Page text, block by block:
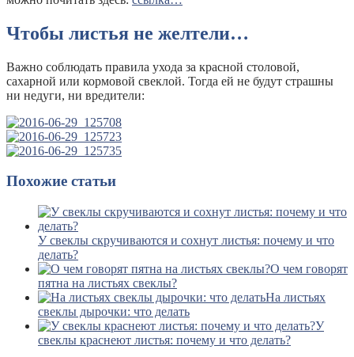
Чтобы листья не желтели…
Важно соблюдать правила ухода за красной столовой,
сахарной или кормовой свеклой. Тогда ей не будут страшны
ни недуги, ни вредители:
Похожие статьи
У свеклы скручиваются и сохнут листья: почему и что
делать?
О чем говорят
пятна на листьях свеклы?
На листьях
свеклы дырочки: что делать
У
свеклы краснеют листья: почему и что делать?